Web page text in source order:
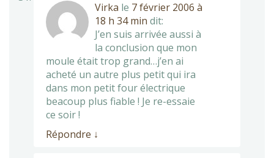
Virka le 7 février 2006 à
18 h 34 min dit:
J’en suis arrivée aussi à
la conclusion que mon
moule était trop grand…j’en ai
acheté un autre plus petit qui ira
dans mon petit four électrique
beacoup plus fiable ! Je re-essaie
ce soir !
Répondre ↓